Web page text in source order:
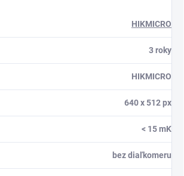
HIKMICRO
3 roky
HIKMICRO
640 x 512 px
< 15 mK
bez diaľkomeru